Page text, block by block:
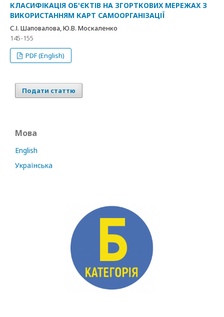
КЛАСИФІКАЦІЯ ОБ'ЄКТІВ НА ЗГОРТКОВИХ МЕРЕЖАХ З
ВИКОРИСТАННЯМ КАРТ САМООРГАНІЗАЦІЇ
С.І. Шаповалова, Ю.В. Москаленко
145-155
PDF (English)
Подати статтю
Мова
English
Українська